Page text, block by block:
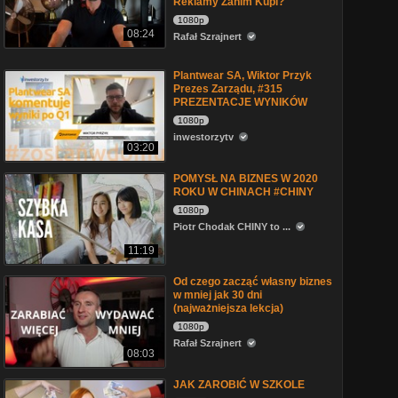
08:24
1080p
Rafał Szrajnert
03:20
Plantwear SA, Wiktor Przyk
Prezes Zarządu, #315
PREZENTACJE WYNIKÓW
1080p
inwestorzytv
11:19
POMYSŁ NA BIZNES W 2020
ROKU W CHINACH #CHINY
1080p
Piotr Chodak CHINY to ...
08:03
Od czego zacząć własny biznes
w mniej jak 30 dni
(najważniejsza lekcja)
1080p
Rafał Szrajnert
JAK ZAROBIĆ W SZKOLE